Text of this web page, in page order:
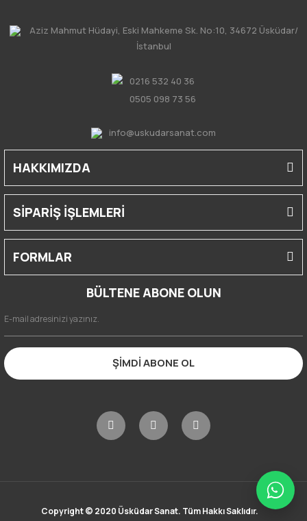
Aziz Mahmut Hüdayi, Eski Mahkeme Sk. No:10, 34672 Üsküdar/
İstanbul
0216 532 40 36
0505 098 73 56
info@uskudarsanat.com
HAKKIMIZDA
SİPARİŞ İŞLEMLERİ
FORMLAR
BÜLTENE ABONE OLUN
ŞİMDİ ABONE OL
Copyright © 2020 Üsküdar Sanat. Tüm Hakkı Saklıdır.